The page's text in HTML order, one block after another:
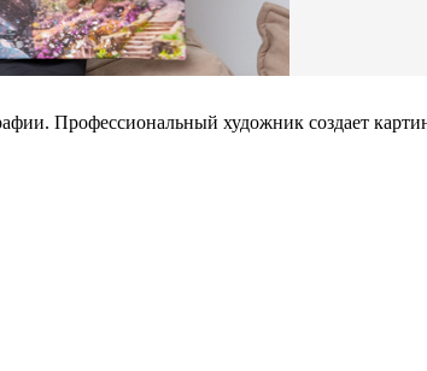
Профессиональный художник создает